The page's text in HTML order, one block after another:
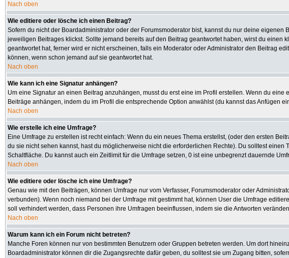
Nach oben
Wie editiere oder lösche ich einen Beitrag?
Sofern du nicht der Boardadministrator oder der Forumsmoderator bist, kannst du nur deine
jeweiligen Beitrages klickst. Sollte jemand bereits auf den Beitrag geantwortet haben, wirst du
geantwortet hat, ferner wird er nicht erscheinen, falls ein Moderator oder Administrator den Beitrag
können, wenn schon jemand auf sie geantwortet hat.
Nach oben
Wie kann ich eine Signatur anhängen?
Um eine Signatur an einen Beitrag anzuhängen, musst du erst eine im Profil erstellen. Wenn du eine
Beiträge anhängen, indem du im Profil die entsprechende Option anwählst (du kannst das
Nach oben
Wie erstelle ich eine Umfrage?
Eine Umfrage zu erstellen ist recht einfach: Wenn du ein neues Thema erstellst, (oder den ersten
du sie nicht sehen kannst, hast du möglicherweise nicht die erforderlichen Rechte). Du solltest
Schaltfläche. Du kannst auch ein Zeitlimit für die Umfrage setzen, 0 ist eine unbegrenzt dauernde
Nach oben
Wie editiere oder lösche ich eine Umfrage?
Genau wie mit den Beiträgen, können Umfrage nur vom Verfasser, Forumsmoderator oder
verbunden). Wenn noch niemand bei der Umfrage mit gestimmt hat, können User die Umfrage
soll verhindert werden, dass Personen ihre Umfragen beeinflussen, indem sie die Antworten
Nach oben
Warum kann ich ein Forum nicht betreten?
Manche Foren können nur von bestimmten Benutzern oder Gruppen betreten werden. Um dort
Boardadministrator können dir die Zugangsrechte dafür geben, du solltest sie um Zugang bitten,